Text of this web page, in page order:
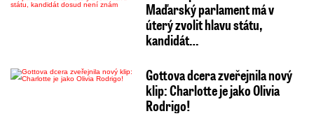
Maďarský parlament má v
úterý zvolit hlavu státu,
kandidát…
Gottova dcera zveřejnila nový
klip: Charlotte je jako Olivia
Rodrigo!